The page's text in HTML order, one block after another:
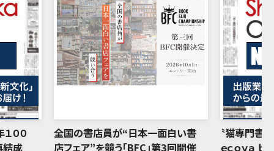
００
結成
全国の書店員が“日本一面白い書
店フェア”を競う「BFC」第3回開催
〝猫専門書
ｅｃｏｙａ ｂ